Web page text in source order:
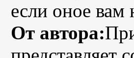
если оное вам
От автора: